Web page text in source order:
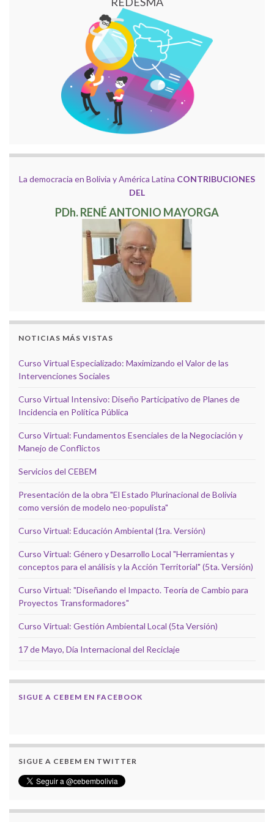
La democracia en Bolivia y América Latina CONTRIBUCIONES
DEL
PDh. RENÉ ANTONIO MAYORGA
NOTICIAS MÁS VISTAS
Curso Virtual Especializado: Maximizando el Valor de las
Intervenciones Sociales
Curso Virtual Intensivo: Diseño Participativo de Planes de
Incidencia en Política Pública
Curso Virtual: Fundamentos Esenciales de la Negociación y
Manejo de Conflictos
Servicios del CEBEM
Presentación de la obra "El Estado Plurinacional de Bolivia
como versión de modelo neo-populista"
Curso Virtual: Educación Ambiental (1ra. Versión)
Curso Virtual: Género y Desarrollo Local "Herramientas y
conceptos para el análisis y la Acción Territorial" (5ta. Versión)
Curso Virtual: "Diseñando el Impacto. Teoría de Cambio para
Proyectos Transformadores"
Curso Virtual: Gestión Ambiental Local (5ta Versión)
17 de Mayo, Día Internacional del Reciclaje
SIGUE A CEBEM EN FACEBOOK
SIGUE A CEBEM EN TWITTER